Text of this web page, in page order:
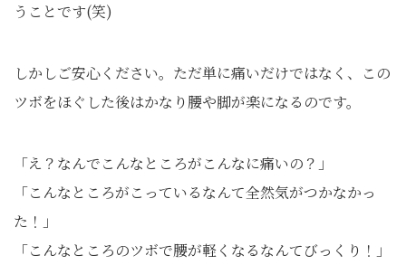
うことです(笑)
しかしご安心ください。ただ単に痛いだけではなく、この
ツボをほぐした後はかなり腰や脚が楽になるのです。
「え？なんでこんなところがこんなに痛いの？」
「こんなところがこっているなんて全然気がつかなかっ
た！」
「こんなところのツボで腰が軽くなるなんてびっくり！」